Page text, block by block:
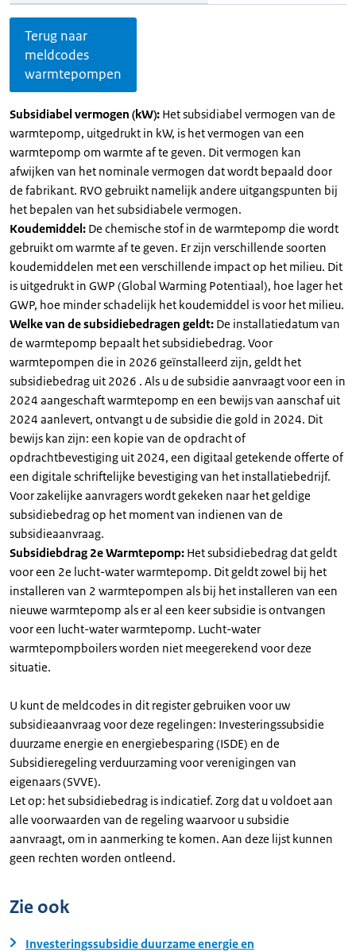
Terug naar
meldcodes
warmtepompen
Subsidiabel vermogen (kW): Het subsidiabel vermogen van de
warmtepomp, uitgedrukt in kW, is het vermogen van een
warmtepomp om warmte af te geven. Dit vermogen kan
afwijken van het nominale vermogen dat wordt bepaald door
de fabrikant. RVO gebruikt namelijk andere uitgangspunten bij
het bepalen van het subsidiabele vermogen.
Koudemiddel: De chemische stof in de warmtepomp die wordt
gebruikt om warmte af te geven. Er zijn verschillende soorten
koudemiddelen met een verschillende impact op het milieu. Dit
is uitgedrukt in GWP (Global Warming Potentiaal), hoe lager het
GWP, hoe minder schadelijk het koudemiddel is voor het milieu.
Welke van de subsidiebedragen geldt: De installatiedatum van
de warmtepomp bepaalt het subsidiebedrag. Voor
warmtepompen die in 2026 geïnstalleerd zijn, geldt het
subsidiebedrag uit 2026 . Als u de subsidie aanvraagt voor een in
2024 aangeschaft warmtepomp en een bewijs van aanschaf uit
2024 aanlevert, ontvangt u de subsidie die gold in 2024. Dit
bewijs kan zijn: een kopie van de opdracht of
opdrachtbevestiging uit 2024, een digitaal getekende offerte of
een digitale schriftelijke bevestiging van het installatiebedrijf.
Voor zakelijke aanvragers wordt gekeken naar het geldige
subsidiebedrag op het moment van indienen van de
subsidieaanvraag.
Subsidiebdrag 2e Warmtepomp: Het subsidiebedrag dat geldt
voor een 2e lucht-water warmtepomp. Dit geldt zowel bij het
installeren van 2 warmtepompen als bij het installeren van een
nieuwe warmtepomp als er al een keer subsidie is ontvangen
voor een lucht-water warmtepomp. Lucht-water
warmtepompboilers worden niet meegerekend voor deze
situatie.
U kunt de meldcodes in dit register gebruiken voor uw
subsidieaanvraag voor deze regelingen: Investeringssubsidie
duurzame energie en energiebesparing (ISDE) en de
Subsidieregeling verduurzaming voor verenigingen van
eigenaars (SVVE).
Let op: het subsidiebedrag is indicatief. Zorg dat u voldoet aan
alle voorwaarden van de regeling waarvoor u subsidie
aanvraagt, om in aanmerking te komen. Aan deze lijst kunnen
geen rechten worden ontleend.
Zie ook
Investeringssubsidie duurzame energie en